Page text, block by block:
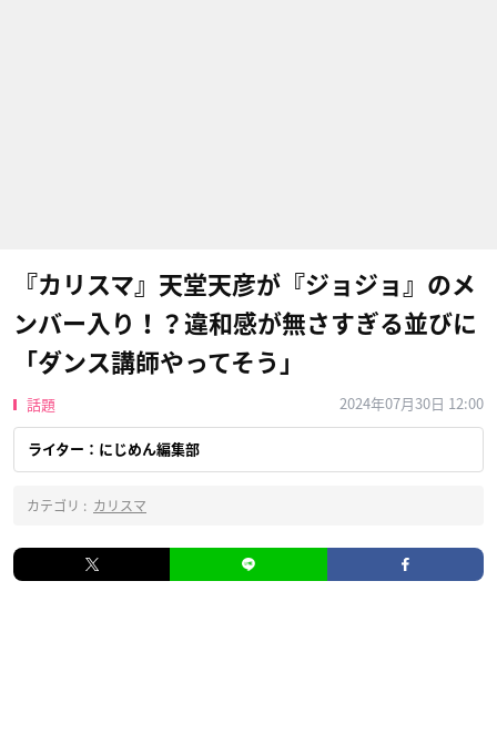
『カリスマ』天堂天彦が『ジョジョ』のメ
ンバー入り！？違和感が無さすぎる並びに
「ダンス講師やってそう」
話題 2024年07月30日 12:00
ライター：にじめん編集部
カテゴリ : カリスマ